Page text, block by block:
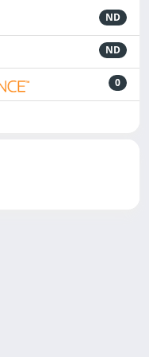
ND
ND
0